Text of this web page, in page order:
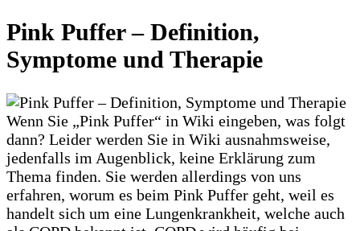
Pink Puffer – Definition,
Symptome und Therapie
Wenn Sie „Pink Puffer“ in Wiki eingeben, was folgt
dann? Leider werden Sie in Wiki ausnahmsweise,
jedenfalls im Augenblick, keine Erklärung zum
Thema finden. Sie werden allerdings von uns
erfahren, worum es beim Pink Puffer geht, weil es
handelt sich um eine Lungenkrankheit, welche auch